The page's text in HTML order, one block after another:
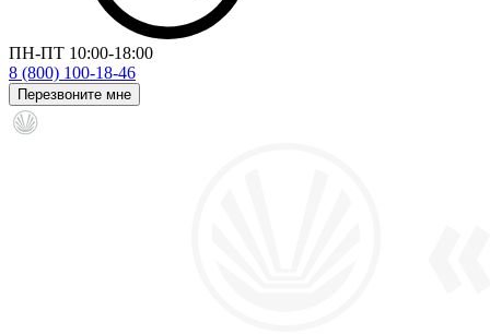
ПН-ПТ 10:00-18:00
8 (800) 100-18-46
Перезвоните мне